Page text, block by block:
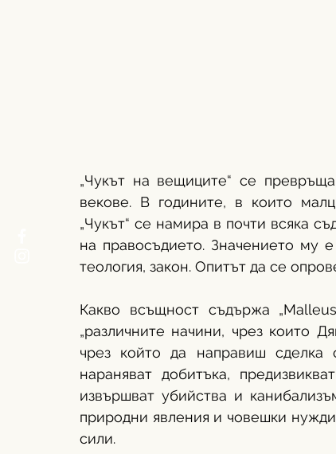
„Чукът на вещиците“ се
векове. В годините, в които
„Чукът“ се намира в почти всяка
на правосъдието. Значението му
теология, закон. Опитът да се
Какво всъщност съдържа
„различните начини, чрез които
чрез който да направиш сделка
нараняват добитъка,
извършват убийства и
природни явления и човешки
сили.